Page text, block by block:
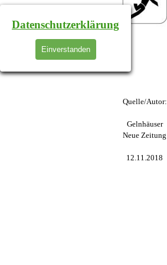
Datenschutzerklärung
Einverstanden
Quelle/Autor:
Gelnhäuser
Neue Zeitung
12.11.2018